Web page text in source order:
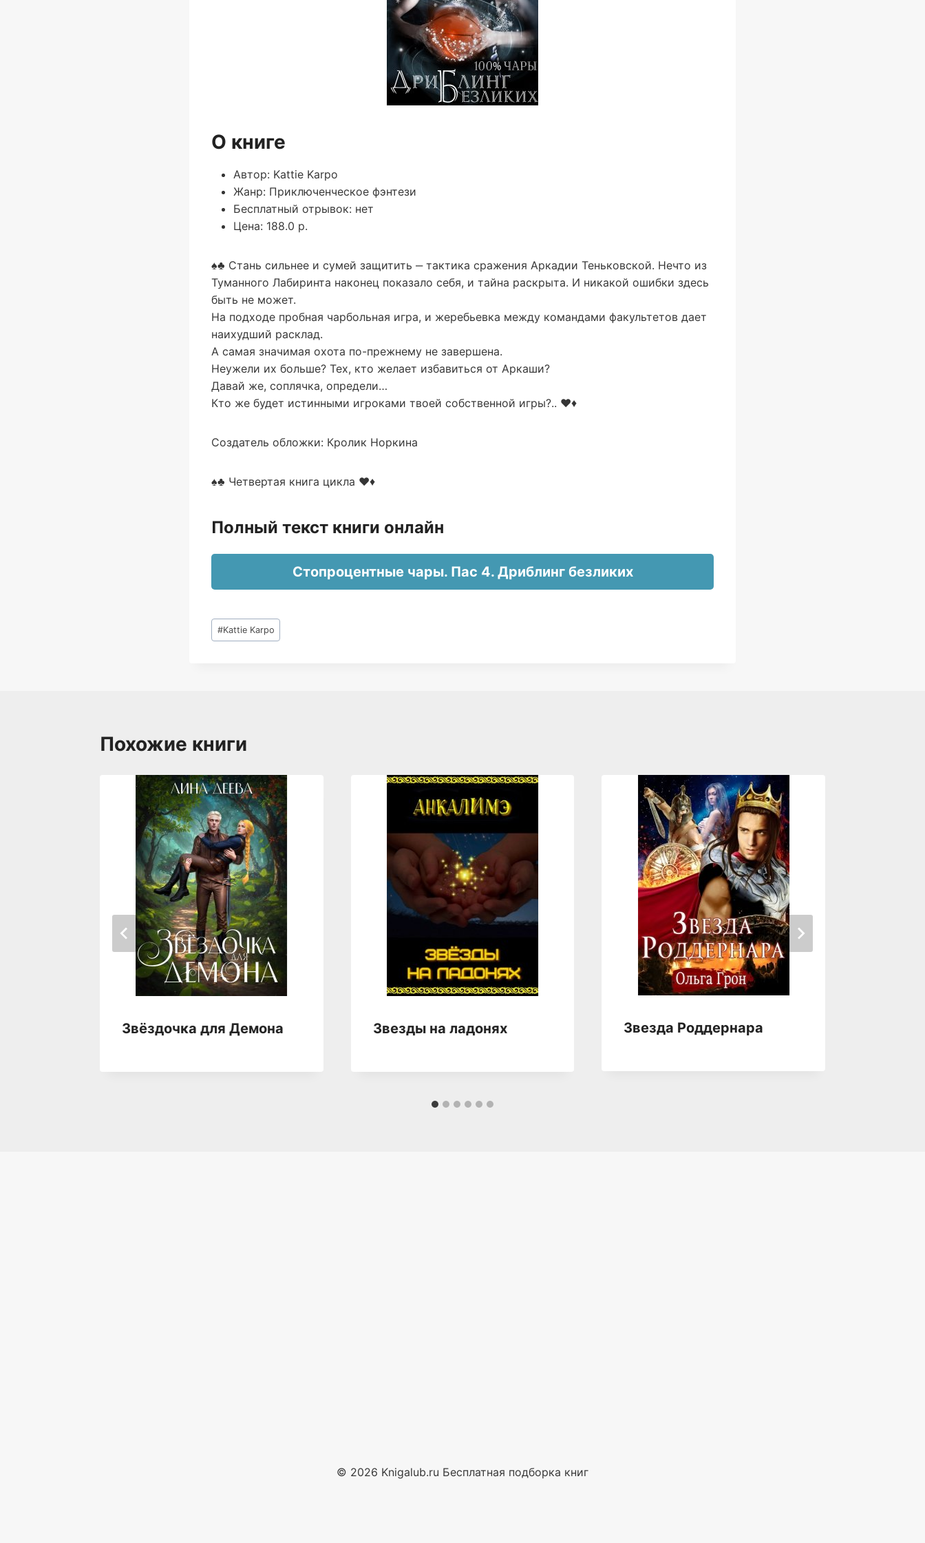
О книге
Автор: Kattie Karpo
Жанр: Приключенческое фэнтези
Бесплатный отрывок: нет
Цена: 188.0 р.
♠♣ Стань сильнее и сумей защитить ‒ тактика сражения Аркадии Теньковской. Нечто из
Туманного Лабиринта наконец показало себя, и тайна раскрыта. И никакой ошибки здесь
быть не может.
На подходе пробная чарбольная игра, и жеребьевка между командами факультетов дает
наихудший расклад.
А самая значимая охота по-прежнему не завершена.
Неужели их больше? Тех, кто желает избавиться от Аркаши?
Давай же, соплячка, определи…
Кто же будет истинными игроками твоей собственной игры?.. ♥♦
Создатель обложки: Кролик Норкина
♠♣ Четвертая книга цикла ♥♦
Полный текст книги онлайн
Стопроцентные чары. Пас 4. Дриблинг безликих
Метки
записи:
#Kattie Karpo
Похожие книги
Звёздочка для Демона Звезды на ладонях Звезда Роддернара
© 2026 Knigalub.ru Бесплатная подборка книг